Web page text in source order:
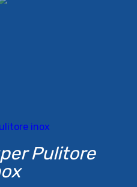
Pulitore